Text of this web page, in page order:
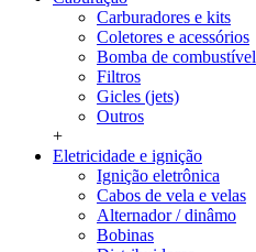
Carburadores e kits
Coletores e acessórios
Bomba de combustível
Filtros
Gicles (jets)
Outros
+
Eletricidade e ignição
Ignição eletrônica
Cabos de vela e velas
Alternador / dinâmo
Bobinas